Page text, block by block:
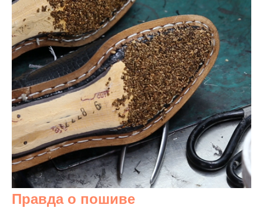
Правда о пошиве